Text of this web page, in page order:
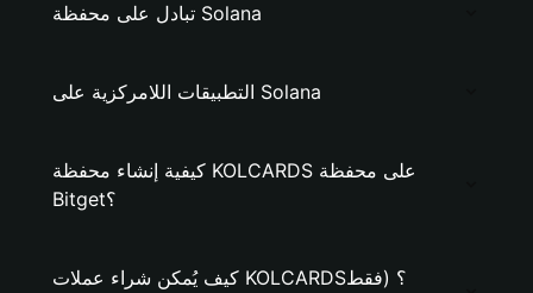
تبادل على محفظة Solana
التطبيقات اللامركزية على Solana
كيفية إنشاء محفظة KOLCARDS على محفظة
Bitget؟
كيف يُمكن شراء عملات KOLCARDS؟ (فقط